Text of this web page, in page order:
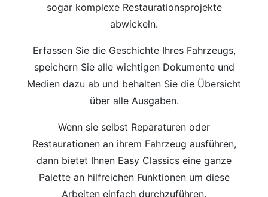
sogar komplexe Restaurationsprojekte
abwickeln.
Erfassen Sie die Geschichte Ihres Fahrzeugs,
speichern Sie alle wichtigen Dokumente und
Medien dazu ab und behalten Sie die Übersicht
über alle Ausgaben.
Wenn sie selbst Reparaturen oder
Restaurationen an ihrem Fahrzeug ausführen,
dann bietet Ihnen Easy Classics eine ganze
Palette an hilfreichen Funktionen um diese
Arbeiten einfach durchzuführen.